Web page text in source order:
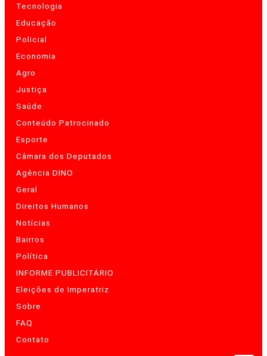
Tecnologia
Educação
Policial
Economia
Agro
Justiça
Saúde
Conteúdo Patrocinado
Esporte
Câmara dos Deputados
Agência DINO
Geral
Direitos Humanos
Notícias
Bairros
Política
INFORME PUBLICITÁRIO
Eleições de Imperatriz
Sobre
FAQ
Contato